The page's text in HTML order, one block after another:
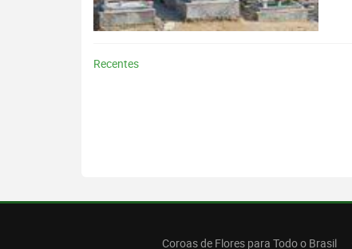
Recentes
Coroas de Flores para Todo o Brasil